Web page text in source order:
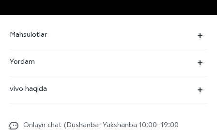
Mahsulotlar
Y29
Yordam
Xizmat ko'rsatish markazi
vivo haqida
Onlayn chat (Dushanba–Yakshanba 10:00–19:00